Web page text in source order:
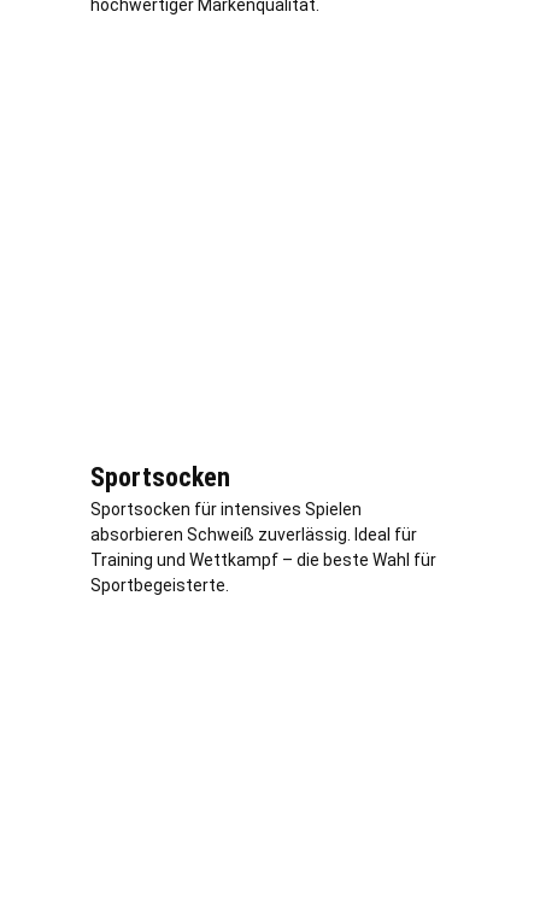
hochwertiger Markenqualität.
Sportsocken
Sportsocken für intensives Spielen
absorbieren Schweiß zuverlässig. Ideal für
Training und Wettkampf – die beste Wahl für
Sportbegeisterte.